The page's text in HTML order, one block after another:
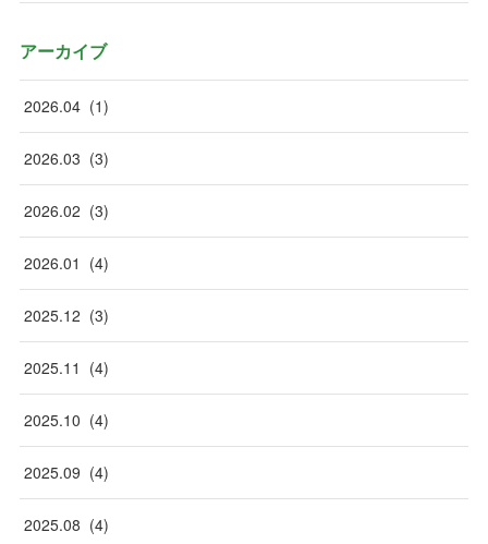
アーカイブ
2026.04 (1)
2026.03 (3)
2026.02 (3)
2026.01 (4)
2025.12 (3)
2025.11 (4)
2025.10 (4)
2025.09 (4)
2025.08 (4)